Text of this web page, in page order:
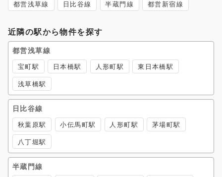
都営浅草線 日比谷線 半蔵門線 都営新宿線
近隣の駅から物件を探す
都営浅草線
宝町駅 日本橋駅 人形町駅 東日本橋駅
浅草橋駅
日比谷線
秋葉原駅 小伝馬町駅 人形町駅 茅場町駅
八丁堀駅
半蔵門線